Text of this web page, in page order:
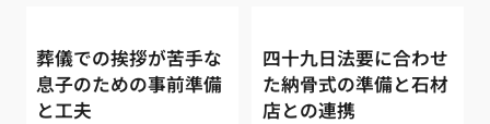
葬儀での挨拶が苦手な
息子のための事前準備
と工夫
四十九日法要に合わせ
た納骨式の準備と石材
店との連携